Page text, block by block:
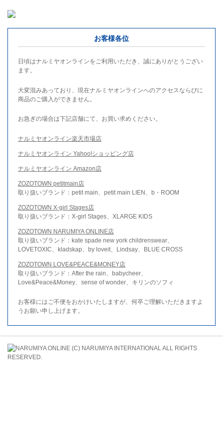
お客様各位
日頃はナルミヤオンラインをご利用いただき、誠にありがとうござい
ます。
大変混みあっており、現在ナルミヤオンラインへのアクセスならびに
商品のご購入ができません。
お急ぎの場合は下記店舗にて、お買い求めください。
ナルミヤオンライン楽天市場店
ナルミヤオンライン Yahoo!ショッピング店
ナルミヤオンライン Amazon店
ZOZOTOWN petitmain店
取り扱いブランド：petit main、petit main LIEN、b・ROOM
ZOZOTOWN X-girl Stages店
取り扱いブランド：X-girl Stages、XLARGE KIDS
ZOZOTOWN NARUMIYA ONLINE店
取り扱いブランド：kate spade new york childrenswear、
LOVETOXIC、kladskap、by loveit、Lindsay、BLUE CROSS
ZOZOTOWN LOVE&PEACE&MONEY店
取り扱いブランド：After the rain、babycheer、
Love&Peace&Money、sense of wonder、キリンのソフィ
お客様にはご不便をおかけいたしますが、何卒ご理解いただきますよ
うお願い申し上げます。